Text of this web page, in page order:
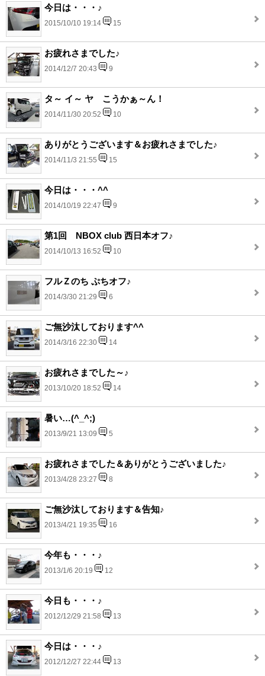
今日は・・・♪
2015/10/10 19:14 15
お疲れさまでした♪
2014/12/7 20:43 9
タ～ イ～ ヤ こうかぁ～ん！
2014/11/30 20:52 10
ありがとうございます＆お疲れさまでした♪
2014/11/3 21:55 15
今日は・・・^^
2014/10/19 22:47 9
第1回 NBOX club 西日本オフ♪
2014/10/13 16:52 10
フルＺのち ぷちオフ♪
2014/3/30 21:29 6
ご無沙汰しております^^
2014/3/16 22:30 14
お疲れさまでした～♪
2013/10/20 18:52 14
暑い…(^_^;)
2013/9/21 13:09 5
お疲れさまでした＆ありがとうございました♪
2013/4/28 23:27 8
ご無沙汰しております＆告知♪
2013/4/21 19:35 16
今年も・・・♪
2013/1/6 20:19 12
今日も・・・♪
2012/12/29 21:58 13
今日は・・・♪
2012/12/27 22:44 13